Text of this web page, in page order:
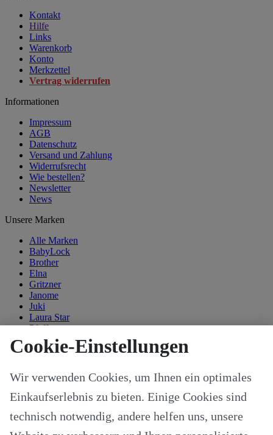
Kontakt
Hilfe
Links
Warenkorb
Konto
Merkzettel
Vertrag widerrufen
Informationen
Impressum
AGB
Datenschutz
Versand und Zahlung
Widerrufsrecht
Wie bestellen?
Newsletter
News
Unsere Marken
Alle Marken
BabyLock
Brother
Elna
Gritzner
Janome
Juki
Laura Star
Pfaff
Singer
Alle Modelle
Stoffe & Schnitte
Nähzubehör
Ersatzteile
Stricken und Häkeln
Cookie-Einstellungen
Wir verwenden Cookies, um Ihnen ein optimales
Einkaufserlebnis zu bieten. Einige Cookies sind
technisch notwendig, andere helfen uns, unsere